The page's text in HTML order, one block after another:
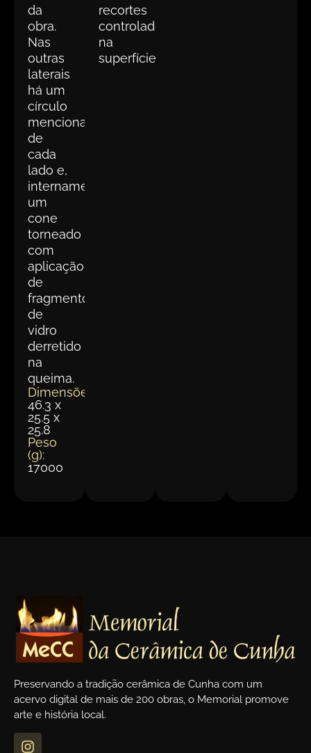
da
obra.
Nas
outras
laterais
há um
círculo
mencionado
de
cada
lado e,
internamente,
um
cone
torneado
com
aplicação
de
fragmentos
de
vidro
derretido
na
queima.
Dimensões(cm):
46.3 x
25.5 x
25.8
Peso
(g):
17000
recortes
controlados
na
superfície
Preservando a tradição cerâmica de Cunha com um
acervo digital de mais de 200 obras, o Memorial promove
arte e história local.